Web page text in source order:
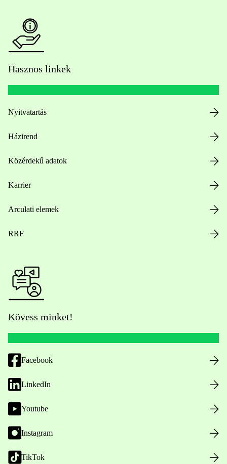
Hasznos linkek
Nyitvatartás
Házirend
Közérdekű adatok
Karrier
Arculati elemek
RRF
Kövess minket!
Facebook
LinkedIn
Youtube
Instagram
TikTok